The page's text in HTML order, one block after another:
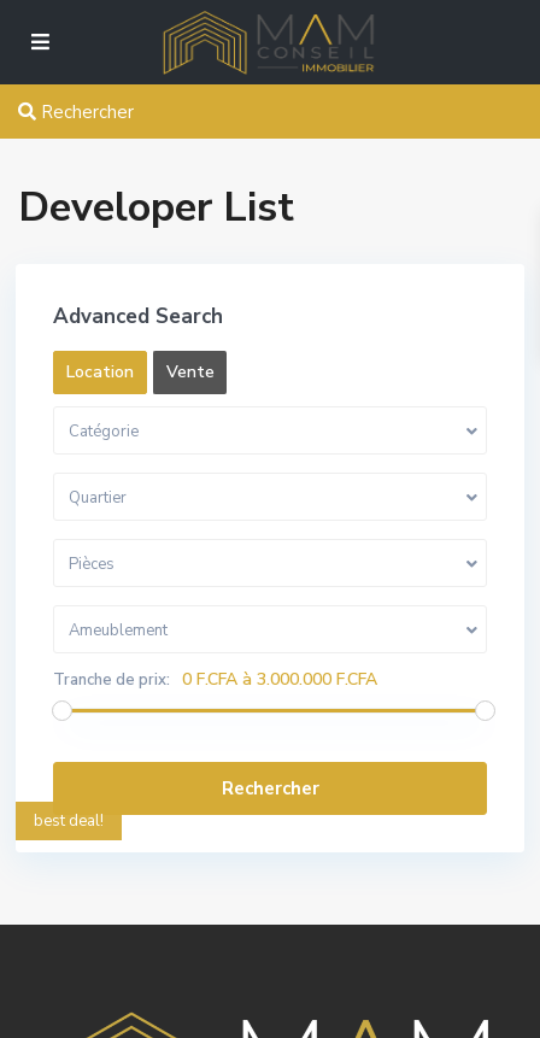
Rechercher
Developer List
Advanced Search
Location Vente
Catégorie
Quartier
Pièces
Ameublement
Tranche de prix: 0 F.CFA à 3.000.000 F.CFA
best deal!